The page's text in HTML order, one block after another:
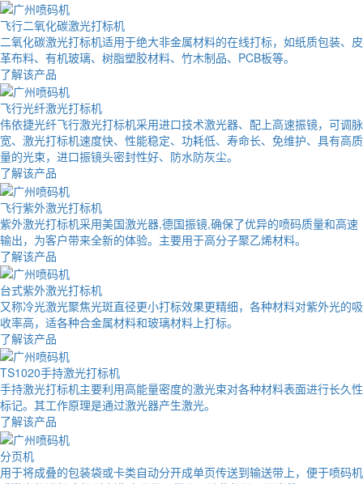
飞行二氧化碳激光打标机
二氧化碳激光打标机适用于绝大非金属材料的在线打标，如纸质包装、皮
革布料、有机玻璃、树脂塑胶材料、竹木制品、PCB板等。
了解该产品
飞行光纤激光打标机
伟依捷光纤飞行激光打标机采用进口技术激光器、配上高速振镜，可调脉
宽、激光打标机速度快、性能稳定、功耗低、寿命长、免维护、具有高质
量的光束，进口振镜头密封性好、防水防灰尘。
了解该产品
飞行紫外激光打标机
紫外激光打标机采用美国激光器,德国振镜,确保了优异的喷码质量和高速
输出，为客户带来全新的体验。主要用于高分子聚乙烯材料。
了解该产品
台式紫外激光打标机
又称冷光激光聚焦光斑直径更小打标效果更精细，各种材料对紫外光的吸
收率高，适各种合金属材料和玻璃材料上打标。
了解该产品
TS1020手持激光打标机
手持激光打标机主要利用高能量密度的激光束对各种材料表面进行长久性
标记。其工作原理是通过激光器产生激光。
了解该产品
分页机
用于将成叠的包装袋或卡类自动分开成单页传送到输送带上，便于喷码机